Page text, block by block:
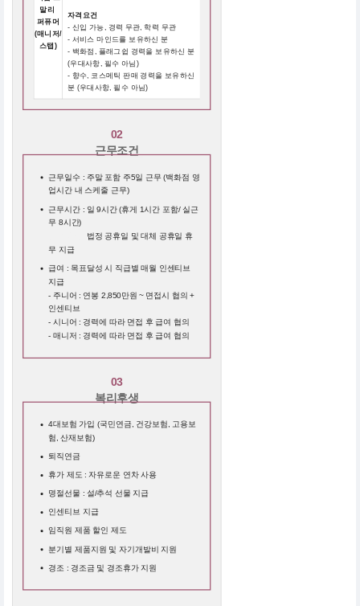
말리
퍼퓨머
(매니저/
스탭)
자격요건
- 신입 가능, 경력 무관, 학력 무관
- 서비스 마인드를 보유하신 분
- 백화점, 플래그쉽 경력을 보유하신 분
(우대사항, 필수 아님)
- 향수, 코스메틱 판매 경력을 보유하신
분 (우대사항, 필수 아님)
02
근무조건
근무일수 : 주말 포함 주5일 근무 (백화점 영
업시간 내 스케줄 근무)
근무시간 : 일 9시간 (휴게 1시간 포함/ 실근
무 8시간)
법정 공휴일 및 대체 공휴일 휴
무 지급
급여 : 목표달성 시 직급별 매월 인센티브
지급
- 주니어 : 연봉 2,850만원 ~ 면접시 협의 +
인센티브
- 시니어 : 경력에 따라 면접 후 급여 협의
- 매니저 : 경력에 따라 면접 후 급여 협의
03
복리후생
4대보험 가입 (국민연금, 건강보험, 고용보
험, 산재보험)
퇴직연금
휴가 제도 : 자유로운 연차 사용
명절선물 : 설/추석 선물 지급
인센티브 지급
임직원 제품 할인 제도
분기별 제품지원 및 자기개발비 지원
경조 : 경조금 및 경조휴가 지원